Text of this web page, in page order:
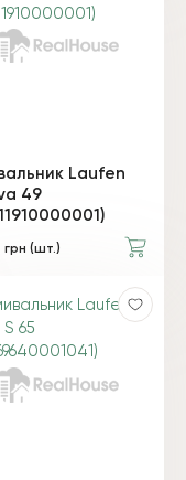
Laufen
49
грн (шт.)